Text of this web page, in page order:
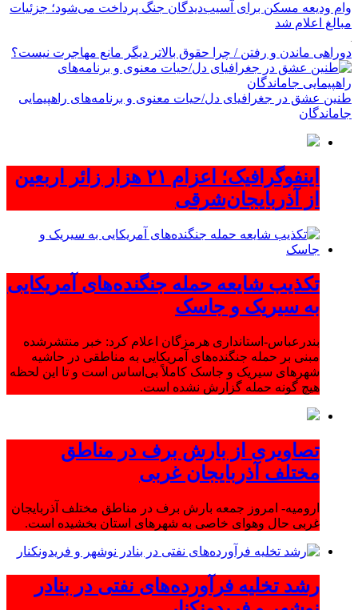
وام ودیعه مسکن برای آسیب‌دیدگان جنگ پرداخت می‌شود؛ جزئیات
مبالغ اعلام شد
دوراهی ماندن و رفتن / چرا حقوق بالاتر دیگر مانع مهاجرت نیست؟
طنین عشق در جغرافیای دل/حیات معنوی و برنامه‌های راهپیمایی
جاماندگان
اینفوگرافیک؛ اعزام ۲۱ هزار زائر اربعین
از آذربایجان‌شرقی
تکذیب شایعه حمله جنگنده‌های آمریکایی
به سیریک و جاسک
بندرعباس-استانداری هرمزگان اعلام کرد: خبر منتشرشده
مبنی بر حمله جنگنده‌های آمریکایی به مناطقی در حاشیه
شهرهای سیریک و جاسک کاملاً بی‌اساس است و تا این لحظه
هیچ گونه حمله گزارش نشده است.
تصاویری از بارش برف در مناطق
مختلف آذربایجان غربی
ارومیه- امروز جمعه بارش برف در مناطق مختلف آذربایجان
غربی حال وهوای خاصی به شهرهای استان بخشیده است.
رشد تخلیه فرآورده‌های نفتی در بنادر